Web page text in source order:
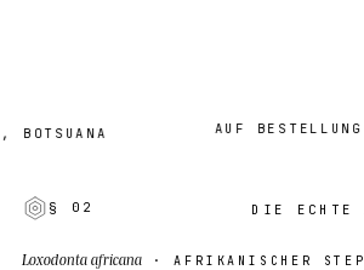
AUF BESTELLUNG ·
§ 02 DIE ECHTE
Loxodonta africana · AFRIKANISCHER